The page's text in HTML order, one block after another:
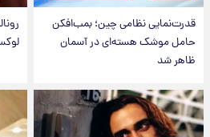
قدرت‌نمایی نظامی چین؛ بمب‌افکن
حامل موشک هسته‌ای در آسمان
ظاهر شد